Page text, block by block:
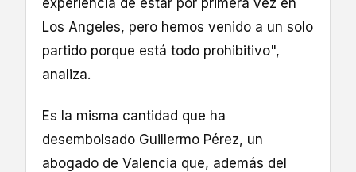
Los Angeles, pero hemos venido a un solo
partido porque está todo prohibitivo",
analiza.
Es la misma cantidad que ha
desembolsado Guillermo Pérez, un
abogado de Valencia que, además del